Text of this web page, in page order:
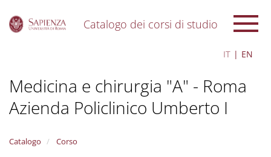
Catalogo dei corsi di studio
IT EN
Medicina e chirurgia "A" - Roma
Azienda Policlinico Umberto I
Catalogo Corso